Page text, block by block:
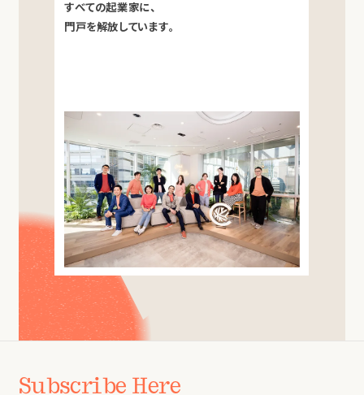
すべての起業家に、
門戸を解放しています。
Subscribe Here